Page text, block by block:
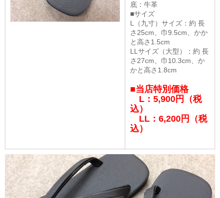
底：牛革
■サイズ
L（九寸）サイズ：約 長
さ25cm、巾9.5cm、かか
と高さ1.5cm
LLサイズ（大型）：約 長
さ27cm、巾10.3cm、か
かと高さ1.8cm
■当店特別価格
L：5,900円（税
込）
LL：6,200円（税
込）